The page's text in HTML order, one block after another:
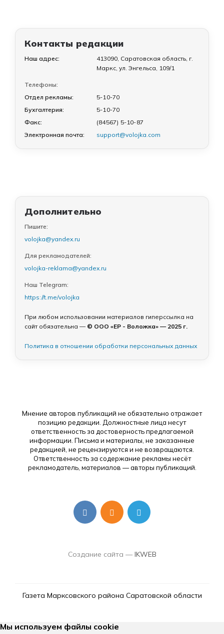
Контакты редакции
Наш адрес:
413090, Саратовская область, г.
Маркс, ул. Энгельса, 109/1
Телефоны:
Отдел рекламы:
5-10-70
Бухгалтерия:
5-10-70
Факс:
(84567) 5-10-87
Электронная почта:
support@volojka.com
Дополнительно
Пишите:
volojka@yandex.ru
Для рекламодателей:
volojka-reklama@yandex.ru
Наш Telegram:
https://t.me/volojka
При любом использовании материалов гиперссылка на
сайт обязательна — © ООО «ЕР - Воложка» — 2025 г.
Политика в отношении обработки персональных данных
Мнение авторов публикаций не обязательно отражает
позицию редакции. Должностные лица несут
ответственность за достоверность предлагаемой
информации. Письма и материалы, не заказанные
редакцией, не рецензируются и не возвращаются.
Ответственность за содержание рекламы несёт
рекламодатель, материалов — авторы публикаций.
Создание сайта — IKWEB
Газета Марксовского района Саратовской области
Мы используем файлы cookie